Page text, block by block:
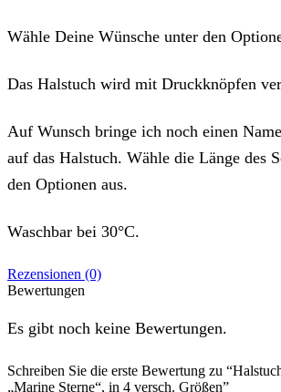
Wähle Deine Wünsche unter den
Das Halstuch wird mit Druckknöpfen
Auf Wunsch bringe ich noch einen
auf das Halstuch. Wähle die Länge des
den Optionen aus.
Waschbar bei 30°C.
Rezensionen (0)
Bewertungen
Es gibt noch keine Bewertungen.
Schreiben Sie die erste Bewertung zu
„Marine Sterne“, in 4 versch. Größen”